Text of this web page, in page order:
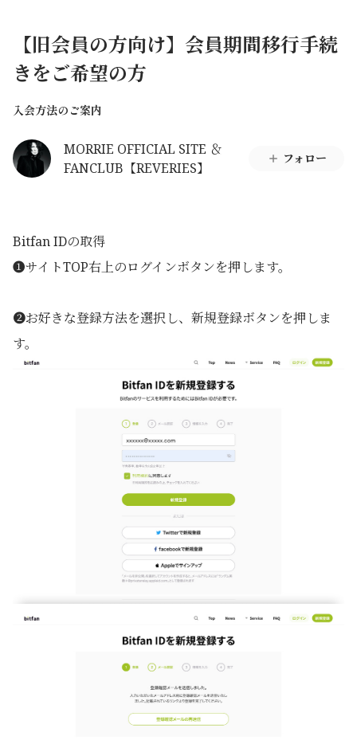
【旧会員の方向け】会員期間移行手続
きをご希望の方
入会方法のご案内
MORRIE OFFICIAL SITE ＆
FANCLUB【REVERIES】
フォロー
Bitfan IDの取得
❶サイトTOP右上のログインボタンを押します。
❷お好きな登録方法を選択し、新規登録ボタンを押しま
す。